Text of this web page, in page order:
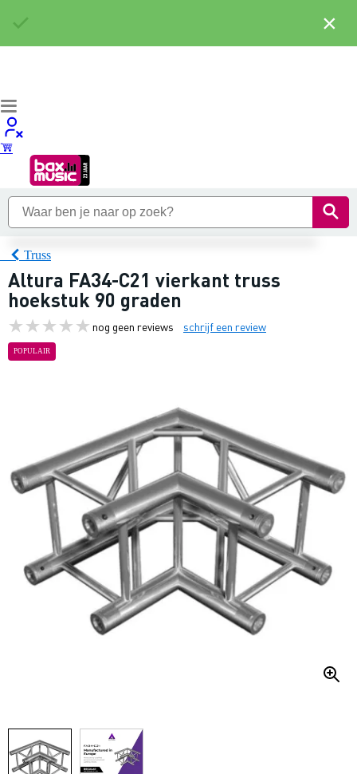
Truss
Altura FA34-C21 vierkant truss
hoekstuk 90 graden
nog geen reviews schrijf een review
POPULAIR
×